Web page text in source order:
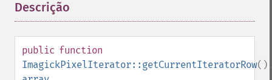
Descrição
public function
ImagickPixelIterator::getCurrentIteratorRow